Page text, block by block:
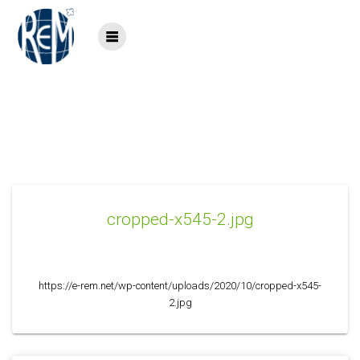
cropped-x545-2.jpg
https://e-rem.net/wp-content/uploads/2020/10/cropped-x545-
2.jpg